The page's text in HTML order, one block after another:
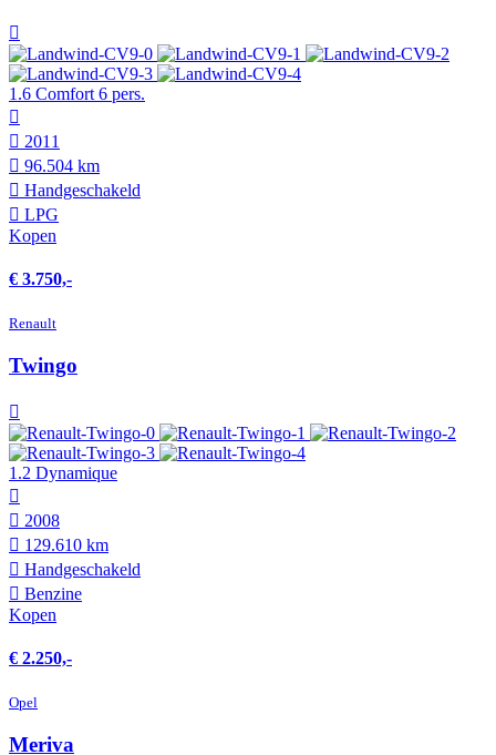
1.6 Comfort 6 pers.
2011
96.504 km
Hand­geschakeld
LPG
Kopen
€ 3.750,-
Renault
Twingo
1.2 Dynamique
2008
129.610 km
Hand­geschakeld
Benzine
Kopen
€ 2.250,-
Opel
Meriva